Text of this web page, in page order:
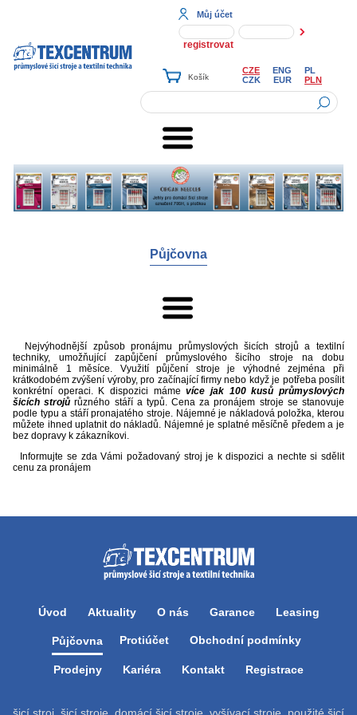
Můj účet
registrovat
CZE ENG
PL
CZK
EUR PLN
Půjčovna
Nejvýhodnější způsob pronájmu průmyslových šicích strojů a textilní
techniky, umožňující zapůjčení průmyslového šicího stroje na dobu
minimálně 1 měsíce. Využití půjčení stroje je výhodné zejména při
krátkodobém zvýšení výroby, pro začínající firmy nebo když je potřeba posílit
konkrétní operaci. K dispozici mámevíce jak 100 kusů průmyslových
šicích strojů různého stáří a typů. Cena za pronájem stroje se stanovuje
podle typu a stáří pronajatého stroje. Nájemné je nákladová položka, kterou
můžete ihned uplatnit do nákladů. Nájemné je splatné měsíčně předem a je
bez dopravy k zákazníkovi.
Informujte se zda Vámi požadovaný stroj je k dispozici a nechte si sdělit
cenu za pronájem
Úvod Aktuality O nás Garance Leasing
Půjčovna Protiúčet Obchodní podmínky
Prodejny Kariéra Kontakt Registrace
šicí stroj, šicí stroje, domácí šicí stroje, vyšívací stroje, použité šicí